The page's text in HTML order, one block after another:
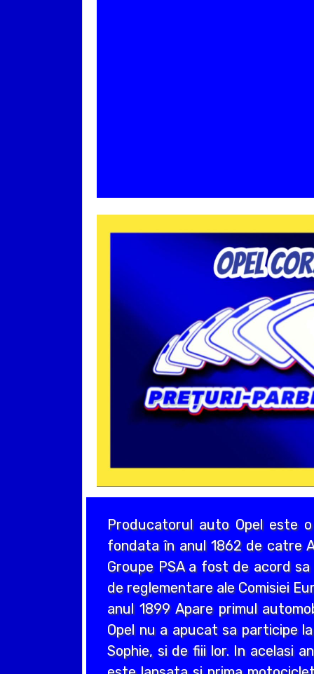
Producatorul auto Opel este
fondata în anul 1862 de catre
Groupe PSA a fost de acord
de reglementare ale Comisiei
anul 1899 Apare primul
Opel nu a apucat sa participe
Sophie, si de fiii lor. In acelasi